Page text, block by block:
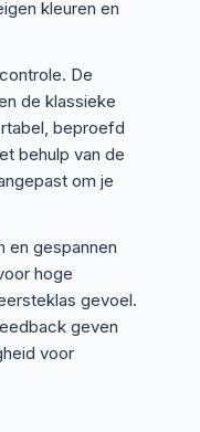
kleuren en
De
de klassieke
beproefd
behulp van de
om je
en gespannen
hoge
gevoel.
geven
voor